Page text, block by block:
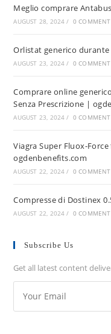
Meglio comprare
AUGUST 28, 2024 / 0
Orlistat generico
AUGUST 23, 2024 / 0
Comprare online
Senza Prescrizione |
AUGUST 23, 2024 / 0
Viagra Super Fluox-
ogdenbenefits.com
AUGUST 22, 2024 / 0
Compresse di Dostinex
AUGUST 22, 2024 / 0
Subscribe Us
Get all latest content